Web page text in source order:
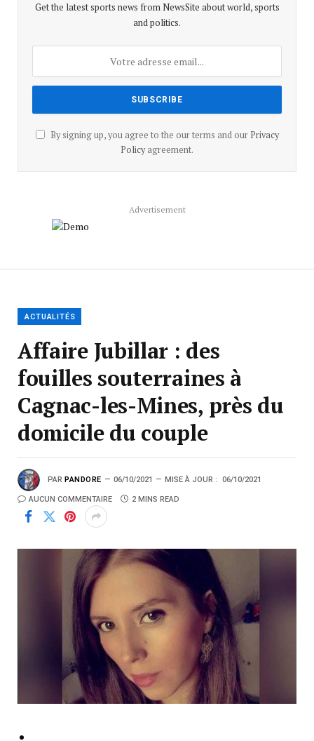
Get the latest sports news from NewsSite about world, sports
and politics.
By signing up, you agree to the our terms and our Privacy
Policyagreement.
Advertisement
ACTUALITÉS
Affaire Jubillar : des
fouilles souterraines à
Cagnac-les-Mines, près du
domicile du couple
PAR PANDORE 06/10/2021 MISE À JOUR : 06/10/2021
AUCUN COMMENTAIRE 2 MINS READ